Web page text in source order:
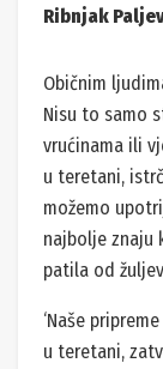
Ribnjak
Običnim
Nisu to samo
vrućinama ili
u teretani,
možemo
najbolje znaju
patila od
‘Naše
u teretani,